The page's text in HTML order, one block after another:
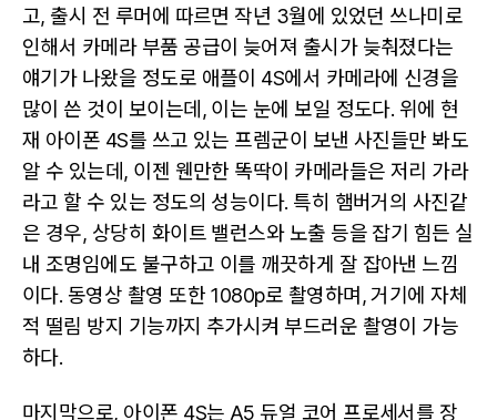
고, 출시 전 루머에 따르면 작년 3월에 있었던 쓰나미로
인해서 카메라 부품 공급이 늦어져 출시가 늦춰졌다는
얘기가 나왔을 정도로 애플이 4S에서 카메라에 신경을
많이 쓴 것이 보이는데, 이는 눈에 보일 정도다. 위에 현
재 아이폰 4S를 쓰고 있는 프렘군이 보낸 사진들만 봐도
알 수 있는데, 이젠 웬만한 똑딱이 카메라들은 저리 가라
라고 할 수 있는 정도의 성능이다. 특히 햄버거의 사진같
은 경우, 상당히 화이트 밸런스와 노출 등을 잡기 힘든 실
내 조명임에도 불구하고 이를 깨끗하게 잘 잡아낸 느낌
이다. 동영상 촬영 또한 1080p로 촬영하며, 거기에 자체
적 떨림 방지 기능까지 추가시켜 부드러운 촬영이 가능
하다.
마지막으로, 아이폰 4S는 A5 듀얼 코어 프로세서를 장